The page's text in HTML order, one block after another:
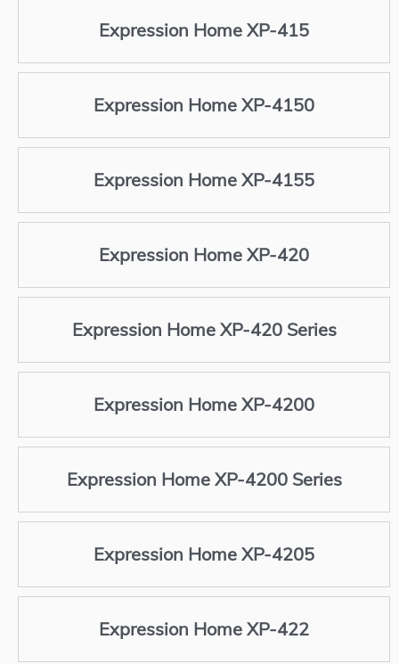
Expression Home XP-415
Expression Home XP-4150
Expression Home XP-4155
Expression Home XP-420
Expression Home XP-420 Series
Expression Home XP-4200
Expression Home XP-4200 Series
Expression Home XP-4205
Expression Home XP-422